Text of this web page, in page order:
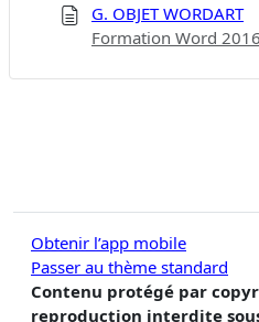
G. OBJET WORDART
Formation Word
Obtenir l’app mobile
Passer au thème standard
Contenu protégé par
reproduction interdite